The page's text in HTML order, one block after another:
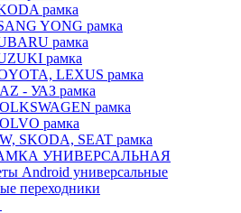
рамка
YONG рамка
рамка
рамка
LEXUS рамка
- УАЗ рамка
рамка
рамка
SKODA, SEAT рамка
УНИВЕРСАЛЬНАЯ
Android универсальные
переходники